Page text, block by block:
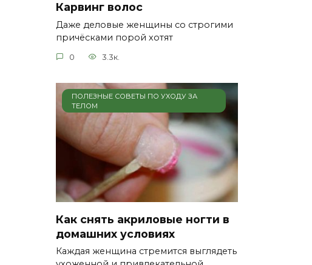
Карвинг волос
Даже деловые женщины со строгими
причёсками порой хотят
0 3.3к.
ПОЛЕЗНЫЕ СОВЕТЫ ПО УХОДУ ЗА
ТЕЛОМ
Как снять акриловые ногти в
домашних условиях
Каждая женщина стремится выглядеть